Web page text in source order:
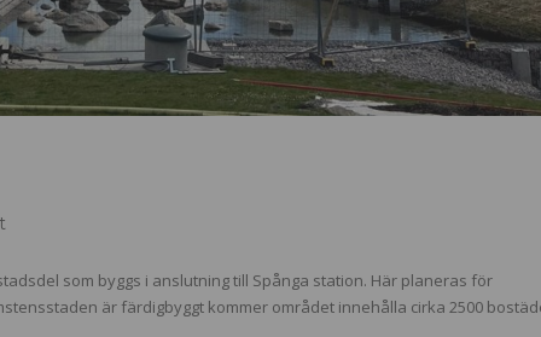
som byggs i anslutning till Spånga station. Här planeras för
är färdigbyggt kommer området innehålla cirka 2500